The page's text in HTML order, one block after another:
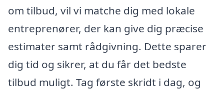
om tilbud, vil vi matche dig med lokale
entreprenører, der kan give dig præcise
estimater samt rådgivning. Dette sparer
dig tid og sikrer, at du får det bedste
tilbud muligt. Tag første skridt i dag, og